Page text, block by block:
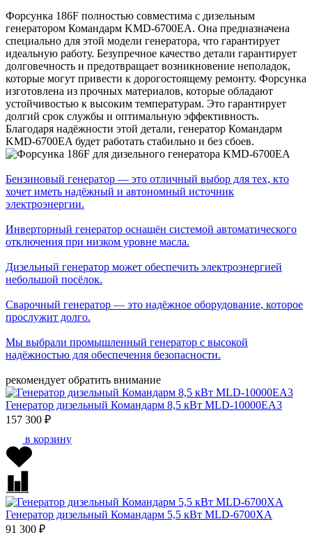
Форсунка 186F полностью совместима с дизельным
генератором Командарм KMD-6700EA. Она предназначена
специально для этой модели генератора, что гарантирует
идеальную работу. Безупречное качество детали гарантирует
долговечность и предотвращает возникновение неполадок,
которые могут привести к дорогостоящему ремонту. Форсунка
изготовлена из прочных материалов, которые обладают
устойчивостью к высоким температурам. Это гарантирует
долгий срок службы и оптимальную эффективность.
Благодаря надёжности этой детали, генератор Командарм
KMD-6700EA будет работать стабильно и без сбоев.
Бензиновый генератор — это отличный выбор для тех, кто
хочет иметь надёжный и автономный источник
электроэнергии.
Инверторный генератор оснащён системой автоматического
отключения при низком уровне масла.
Дизельный генератор может обеспечить электроэнергией
небольшой посёлок.
Сварочный генератор — это надёжное оборудование, которое
прослужит долго.
Мы выбрали промышленный генератор с высокой
надёжностью для обеспечения безопасности.
рекомендует обратить внимание
Генератор дизельный Командарм 8,5 кВт MLD-10000EA3
157 300 ₽
в корзину
Генератор дизельный Командарм 5,5 кВт MLD-6700XA
91 300 ₽